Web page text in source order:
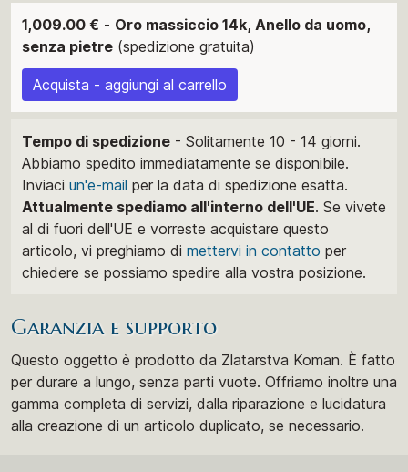
1,009.00 € - Oro massiccio 14k, Anello da uomo,
senza pietre (spedizione gratuita)
Acquista - aggiungi al carrello
Tempo di spedizione - Solitamente 10 - 14 giorni.
Abbiamo spedito immediatamente se disponibile.
Inviaci un'e-mail per la data di spedizione esatta.
Attualmente spediamo all'interno dell'UE. Se vivete
al di fuori dell'UE e vorreste acquistare questo
articolo, vi preghiamo di mettervi in ​​contatto per
chiedere se possiamo spedire alla vostra posizione.
Garanzia e supporto
Questo oggetto è prodotto da Zlatarstva Koman. È fatto
per durare a lungo, senza parti vuote. Offriamo inoltre una
gamma completa di servizi, dalla riparazione e lucidatura
alla creazione di un articolo duplicato, se necessario.